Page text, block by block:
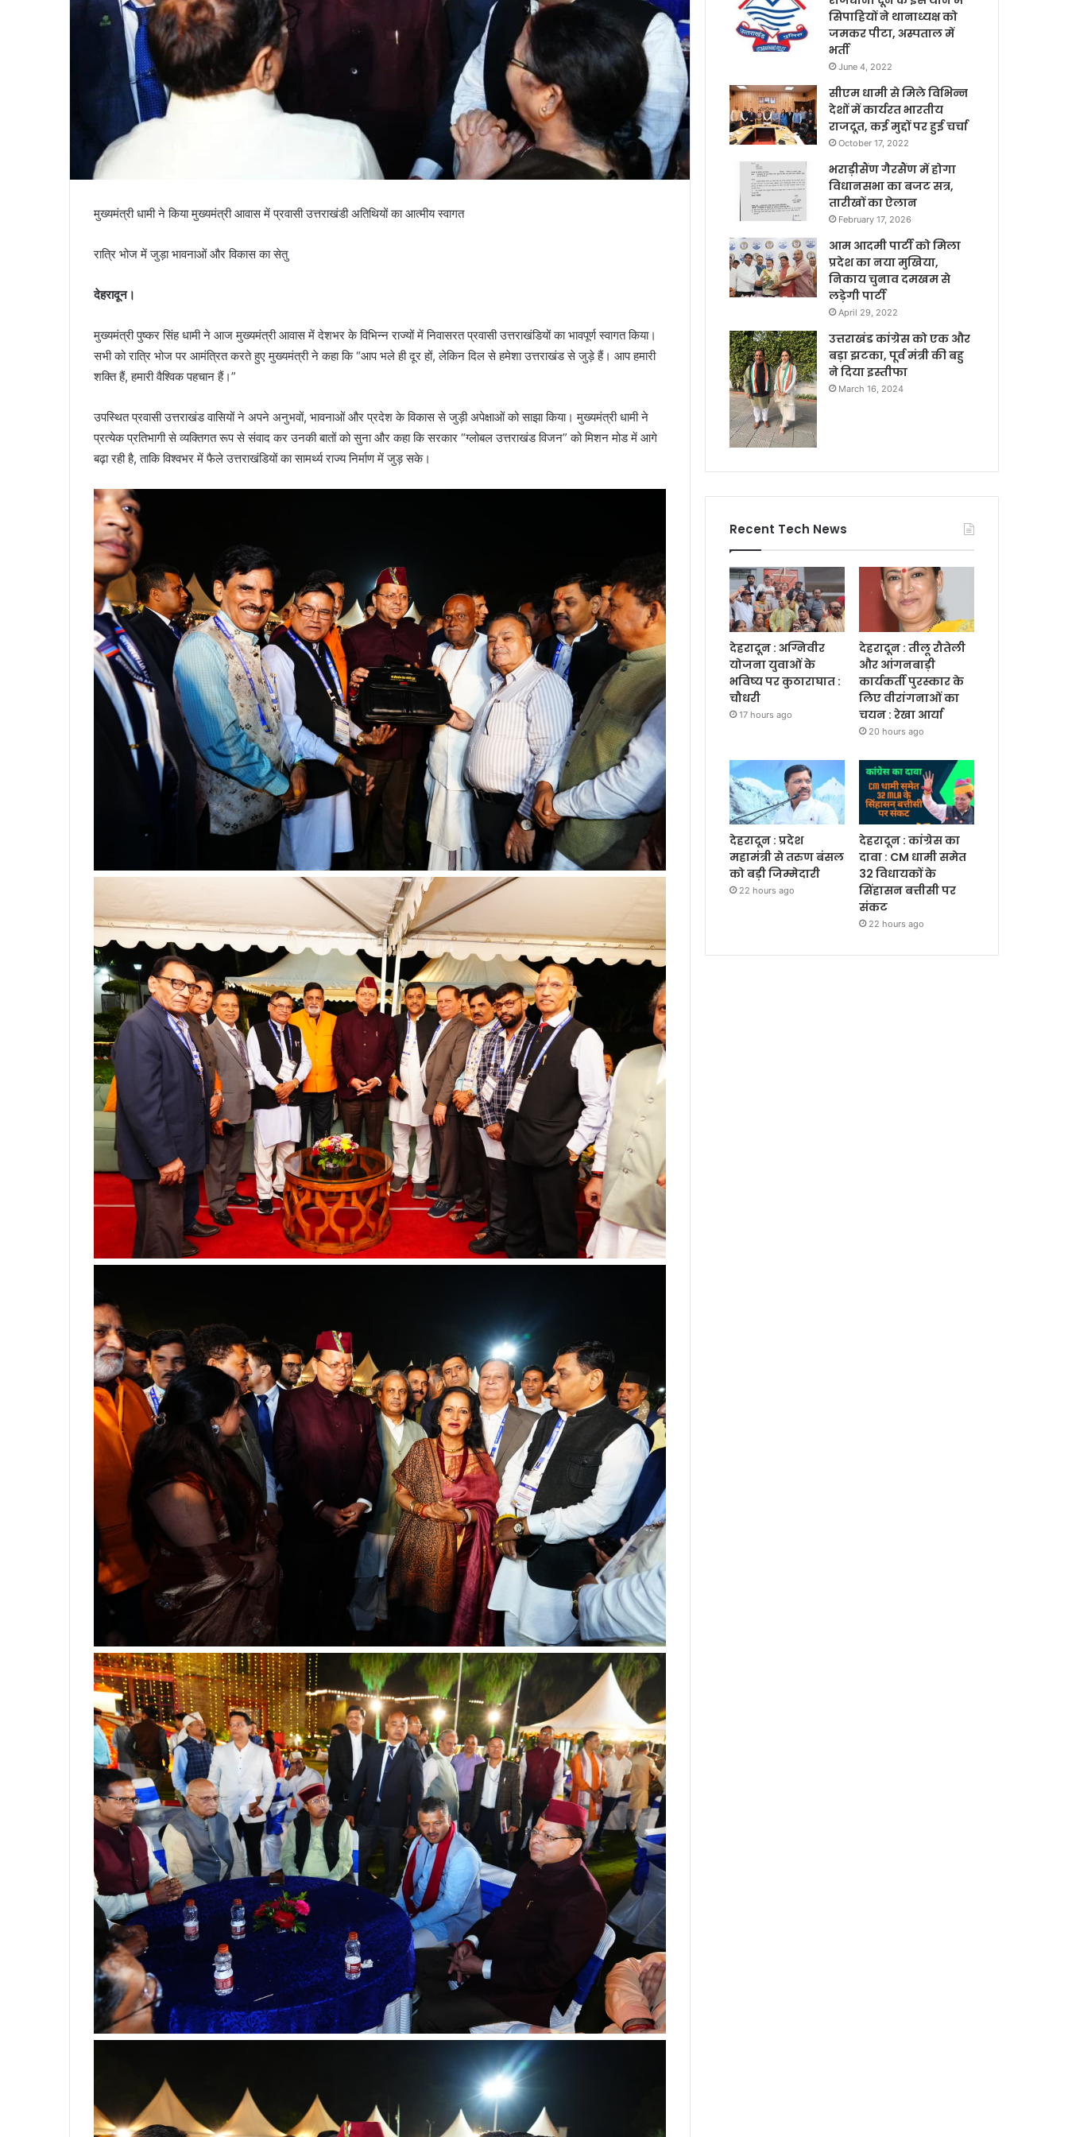
मुख्यमंत्री धामी ने किया मुख्यमंत्री आवास में प्रवासी उत्तराखंडी अतिथियों का आत्मीय स्वागत
रात्रि भोज में जुड़ा भावनाओं और विकास का सेतु
देहरादून।
मुख्यमंत्री पुष्कर सिंह धामी ने आज मुख्यमंत्री आवास में देशभर के विभिन्न राज्यों में निवासरत प्रवासी उत्तराखंडियों का भावपूर्ण स्वागत किया।
सभी को रात्रि भोज पर आमंत्रित करते हुए मुख्यमंत्री ने कहा कि “आप भले ही दूर हों, लेकिन दिल से हमेशा उत्तराखंड से जुड़े हैं। आप हमारी
शक्ति हैं, हमारी वैश्विक पहचान हैं।”
उपस्थित प्रवासी उत्तराखंड वासियों ने अपने अनुभवों, भावनाओं और प्रदेश के विकास से जुड़ी अपेक्षाओं को साझा किया। मुख्यमंत्री धामी ने
प्रत्येक प्रतिभागी से व्यक्तिगत रूप से संवाद कर उनकी बातों को सुना और कहा कि सरकार “ग्लोबल उत्तराखंड विजन” को मिशन मोड में आगे
बढ़ा रही है, ताकि विश्वभर में फैले उत्तराखंडियों का सामर्थ्य राज्य निर्माण में जुड़ सके।
सिपाहियों ने थानाध्यक्ष को
जमकर पीटा, अस्पताल में
भर्ती
June 4, 2022
सीएम धामी से मिले विभिन्न
देशों में कार्यरत भारतीय
राजदूत, कई मुद्दों पर हुई चर्चा
October 17, 2022
भराड़ीसैंण गैरसैंण में होगा
विधानसभा का बजट सत्र,
तारीखों का ऐलान
February 17, 2026
आम आदमी पार्टी को मिला
प्रदेश का नया मुखिया,
निकाय चुनाव दमखम से
लड़ेगी पार्टी
April 29, 2022
उत्तराखंड कांग्रेस को एक और
बड़ा झटका, पूर्व मंत्री की बहु
ने दिया इस्तीफा
March 16, 2024
Recent Tech News
देहरादून : अग्निवीर
योजना युवाओं के
भविष्य पर कुठाराघात :
चौधरी
17 hours ago
देहरादून : तीलू रौतेली
और आंगनबाड़ी
कार्यकर्ती पुरस्कार के
लिए वीरांगनाओं का
चयन : रेखा आर्या
20 hours ago
देहरादून : प्रदेश
महामंत्री से तरुण बंसल
को बड़ी जिम्मेदारी
22 hours ago
देहरादून : कांग्रेस का
दावा : CM धामी समेत
32 विधायकों के
सिंहासन बत्तीसी पर
संकट
22 hours ago